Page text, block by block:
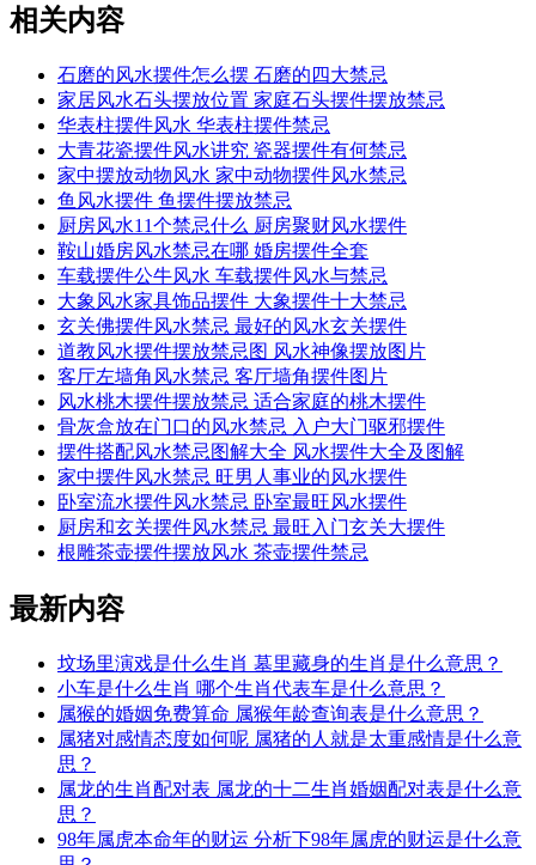
相关内容
石磨的风水摆件怎么摆 石磨的四大禁忌
家居风水石头摆放位置 家庭石头摆件摆放禁忌
华表柱摆件风水 华表柱摆件禁忌
大青花瓷摆件风水讲究 瓷器摆件有何禁忌
家中摆放动物风水 家中动物摆件风水禁忌
鱼风水摆件 鱼摆件摆放禁忌
厨房风水11个禁忌什么 厨房聚财风水摆件
鞍山婚房风水禁忌在哪 婚房摆件全套
车载摆件公牛风水 车载摆件风水与禁忌
大象风水家具饰品摆件 大象摆件十大禁忌
玄关佛摆件风水禁忌 最好的风水玄关摆件
道教风水摆件摆放禁忌图 风水神像摆放图片
客厅左墙角风水禁忌 客厅墙角摆件图片
风水桃木摆件摆放禁忌 适合家庭的桃木摆件
骨灰盒放在门口的风水禁忌 入户大门驱邪摆件
摆件搭配风水禁忌图解大全 风水摆件大全及图解
家中摆件风水禁忌 旺男人事业的风水摆件
卧室流水摆件风水禁忌 卧室最旺风水摆件
厨房和玄关摆件风水禁忌 最旺入门玄关大摆件
根雕茶壶摆件摆放风水 茶壶摆件禁忌
最新内容
坟场里演戏是什么生肖 墓里藏身的生肖是什么意思？
小车是什么生肖 哪个生肖代表车是什么意思？
属猴的婚姻免费算命 属猴年龄查询表是什么意思？
属猪对感情态度如何呢 属猪的人就是太重感情是什么意
思？
属龙的生肖配对表 属龙的十二生肖婚姻配对表是什么意
思？
98年属虎本命年的财运 分析下98年属虎的财运是什么意